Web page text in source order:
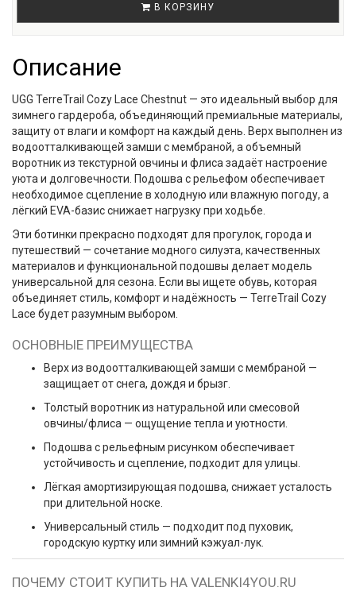
В КОРЗИНУ
Описание
UGG TerreTrail Cozy Lace Chestnut — это идеальный выбор для
зимнего гардероба, объединяющий премиальные материалы,
защиту от влаги и комфорт на каждый день. Верх выполнен из
водоотталкивающей замши с мембраной, а объемный
воротник из текстурной овчины и флиса задаёт настроение
уюта и долговечности. Подошва с рельефом обеспечивает
необходимое сцепление в холодную или влажную погоду, а
лёгкий EVA-базис снижает нагрузку при ходьбе.
Эти ботинки прекрасно подходят для прогулок, города и
путешествий — сочетание модного силуэта, качественных
материалов и функциональной подошвы делает модель
универсальной для сезона. Если вы ищете обувь, которая
объединяет стиль, комфорт и надёжность — TerreTrail Cozy
Lace будет разумным выбором.
ОСНОВНЫЕ ПРЕИМУЩЕСТВА
Верх из водоотталкивающей замши с мембраной —
защищает от снега, дождя и брызг.
Толстый воротник из натуральной или смесовой
овчины/флиса — ощущение тепла и уютности.
Подошва с рельефным рисунком обеспечивает
устойчивость и сцепление, подходит для улицы.
Лёгкая амортизирующая подошва, снижает усталость
при длительной носке.
Универсальный стиль — подходит под пуховик,
городскую куртку или зимний кэжуал-лук.
ПОЧЕМУ СТОИТ КУПИТЬ НА VALENKI4YOU.RU